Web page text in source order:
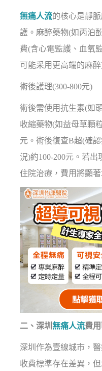
無痛人流的核心是靜
護。麻醉藥物(如丙泊
費(含心電監護、血氧
可能采用更高端的麻
術後護理(300-800元)
術後需使用抗生素(如
收縮藥物(如益母草顆
元。術後復查B超(確
況)約100-200元。若
住院治療，費用將顯著
二、深圳無痛人流費
深圳作為壹線城市，
收費標準存在差異，